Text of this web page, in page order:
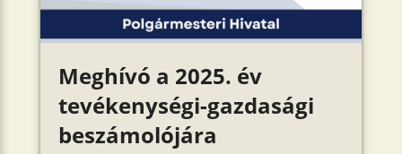
Meghívó a 2025. év
tevékenységi-gazdasági
beszámolójára